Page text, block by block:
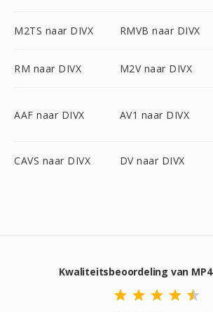
M2TS naar DIVX RMVB naar DIVX
RM naar DIVX M2V naar DIVX
AAF naar DIVX AV1 naar DIVX
CAVS naar DIVX DV naar DIVX
Kwaliteitsbeoordeling van